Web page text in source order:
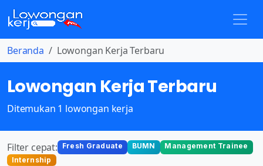
Beranda Lowongan Kerja Terbaru
Lowongan Kerja Terbaru
Ditemukan 1 lowongan kerja
Filter cepat: Fresh Graduate BUMN
Management Trainee
Internship